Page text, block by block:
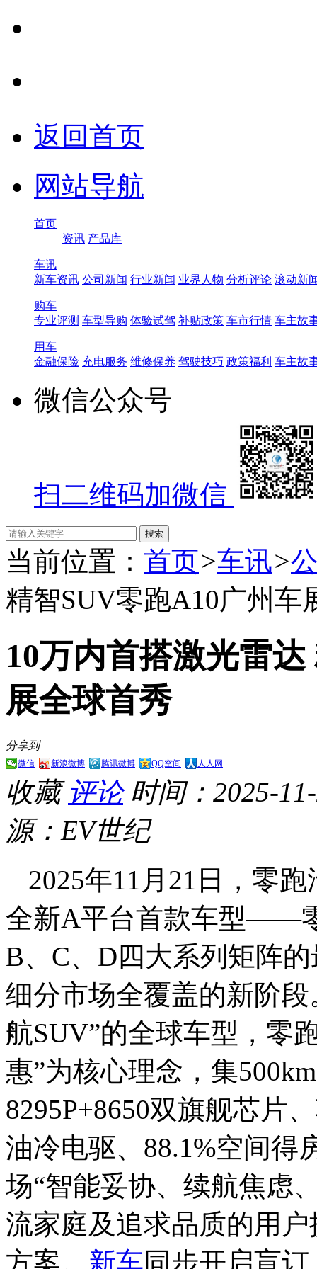
返回首页
网站导航
首页
资讯 产品库
车讯
新车资讯 公司新闻 行业新闻 业界人物 分析评论 滚动新
购车
专业评测 车型导购 体验试驾 补贴政策 车市行情 车主故
用车
金融保险 充电服务 维修保养 驾驶技巧 政策福利 车主故
微信公众号
扫二维码加微信
当前位置： 首页>车讯>
精智SUV零跑A10广州车
10万内首搭激光雷
展全球首秀
分享到
微信 新浪微博 腾讯微博 QQ空间 人人网
收藏 评论 时间：2025-
源：EV世纪
2025年11月21日，零
全新A平台首款车型——
B、C、D四大系列矩阵
细分市场全覆盖的新阶
航SUV”的全球车型，零
惠”为核心理念，集
8295P+8650双旗舰芯片
油冷电驱、88.1%空间得
场“智能妥协、续航焦虑
流家庭及追求品质的用
方案。 新车同步开启盲